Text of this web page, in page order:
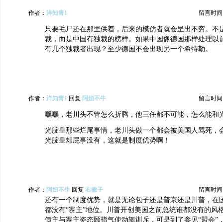
作者： 洋知青1 留言时间
只要毛尸还在那里供着，后来的模仿者就会呈出不穷。不
裁，而是中国有独裁的榜样。如果中国像德国那样处理以
有几个独裁者出现？至少德国不会出现另一个希特勒。
作者： 洋知青1 回复 阿妞不牛 留言时间
嘿嘿，老川头不管怎么折腾，他三任都不可能，怎么能和
光腚皇那些烂尾事情，老川头做一个都会被美国人骂死，
光腚皇却屁事没有，这就是制度优势啊！
作者： 阿妞不牛 回复 右撇子 留言时间
还有一个制度优势，就是无论包子还是普京还是川普，在
都没有“寨主”地位。川普开创美国之前总统谁都没有的风
债主与寨主姿态颐指气使动辄训斥，可是到了参见“盟会”